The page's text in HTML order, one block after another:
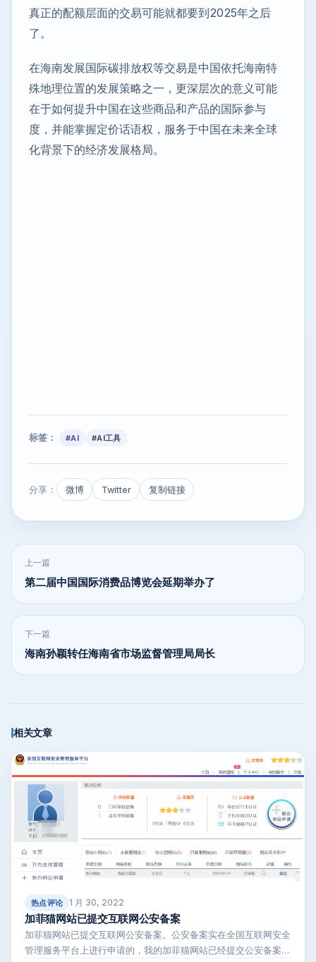
真正的配额层面的交易可能就都要到2025年之后
了。
在海南发展国际碳排放权等交易是中国依托海南特
殊地理位置的发展策略之一，更深层次的意义可能
在于如何提升中国在这些商品和产品的国际参与
度，并能掌握定价话语权，服务于中国在未来全球
化背景下的经济发展格局。
标签： #AI #AI工具
分享： 微博 Twitter 复制链接
上一篇
第二届中国国际消费品博览会延期举办了
下一篇
海南孙颖转任海南省市场监督管理局局长
相关文章
热点评论 1 月 30, 2022
加菲猫网站已提交互联网公安备案
加菲猫网站已提交互联网公安备案。公安备案实在全国互联网安全
管理服务平台上进行申请的，我的加菲猫网站已经提交公安备案申